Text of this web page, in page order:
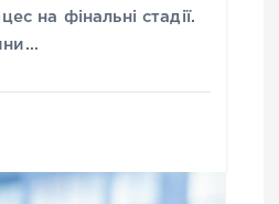
на фінальні стадії.